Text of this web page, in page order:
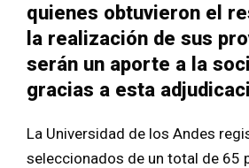
quienes obtuvieron el
la realización de sus
serán un aporte a la
gracias a esta
La Universidad de los Andes
seleccionados de un total de 65